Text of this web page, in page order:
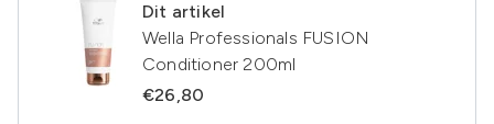
Dit artikel
Wella Professionals FUSION
Conditioner 200ml
€26,80